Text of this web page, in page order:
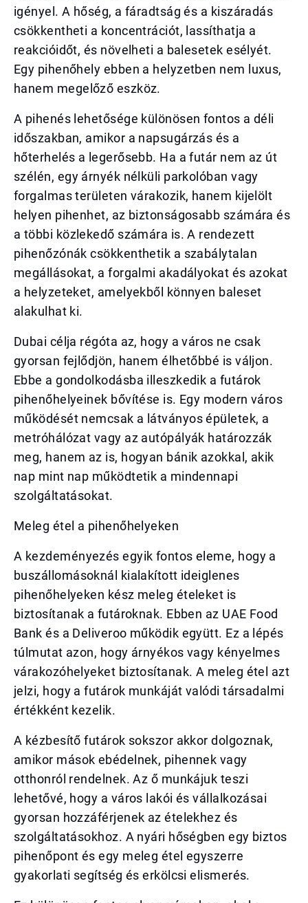
igényel. A hőség, a fáradtság és a kiszáradás
csökkentheti a koncentrációt, lassíthatja a
reakcióidőt, és növelheti a balesetek esélyét.
Egy pihenőhely ebben a helyzetben nem luxus,
hanem megelőző eszköz.
A pihenés lehetősége különösen fontos a déli
időszakban, amikor a napsugárzás és a
hőterhelés a legerősebb. Ha a futár nem az út
szélén, egy árnyék nélküli parkolóban vagy
forgalmas területen várakozik, hanem kijelölt
helyen pihenhet, az biztonságosabb számára és
a többi közlekedő számára is. A rendezett
pihenőzónák csökkenthetik a szabálytalan
megállásokat, a forgalmi akadályokat és azokat
a helyzeteket, amelyekből könnyen baleset
alakulhat ki.
Dubai célja régóta az, hogy a város ne csak
gyorsan fejlődjön, hanem élhetőbbé is váljon.
Ebbe a gondolkodásba illeszkedik a futárok
pihenőhelyeinek bővítése is. Egy modern város
működését nemcsak a látványos épületek, a
metróhálózat vagy az autópályák határozzák
meg, hanem az is, hogyan bánik azokkal, akik
nap mint nap működtetik a mindennapi
szolgáltatásokat.
Meleg étel a pihenőhelyeken
A kezdeményezés egyik fontos eleme, hogy a
buszállomásoknál kialakított ideiglenes
pihenőhelyeken kész meleg ételeket is
biztosítanak a futároknak. Ebben az UAE Food
Bank és a Deliveroo működik együtt. Ez a lépés
túlmutat azon, hogy árnyékos vagy kényelmes
várakozóhelyeket biztosítanak. A meleg étel azt
jelzi, hogy a futárok munkáját valódi társadalmi
értékként kezelik.
A kézbesítő futárok sokszor akkor dolgoznak,
amikor mások ebédelnek, pihennek vagy
otthonról rendelnek. Az ő munkájuk teszi
lehetővé, hogy a város lakói és vállalkozásai
gyorsan hozzáférjenek az ételekhez és
szolgáltatásokhoz. A nyári hőségben egy biztos
pihenőpont és egy meleg étel egyszerre
gyakorlati segítség és erkölcsi elismerés.